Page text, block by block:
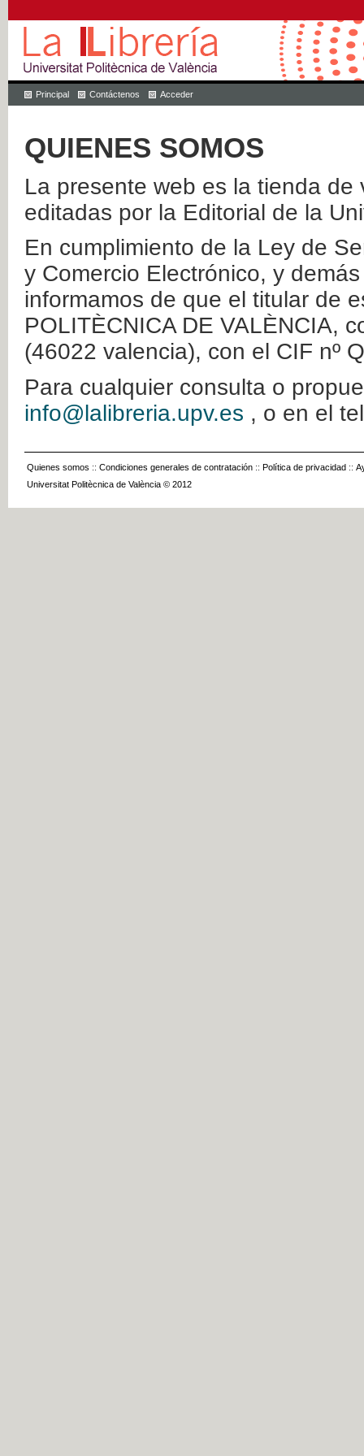
Principal Contáctenos Acceder
QUIENES SOMOS
La presente web es la tienda
editadas por la Editorial de la
En cumplimiento de la Ley de
y Comercio Electrónico, y
informamos de que el titular de
POLITÈCNICA DE VALÈNCIA,
(46022 valencia), con el CIF nº
Para cualquier consulta o
info@lalibreria.upv.es , o en el
Quienes somos :: Condiciones generales de contratación :: Política de privacidad ::
Universitat Politècnica de València © 2012